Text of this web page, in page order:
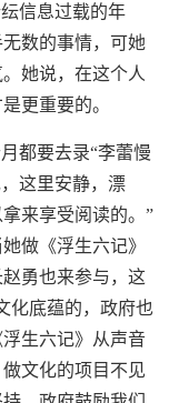
信息过载的年
数的事情，可她
她说，在这个人
更重要的。
都要去录“李蕾慢
这里安静，漂
来享受阅读的。”
做《浮生六记》
勇也来参与，这
化底蕴的，政府也
生六记》从声音
文化的项目不见